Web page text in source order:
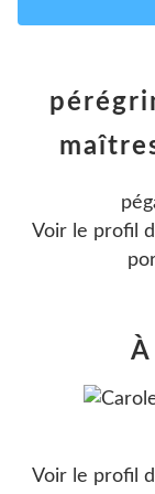
Voir le profil
Voir le profil